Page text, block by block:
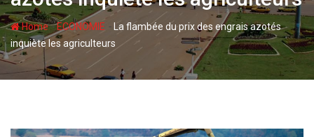
Home-ECONOMIE -
La flambée du prix des engrais azotés
inquiète les agriculteurs